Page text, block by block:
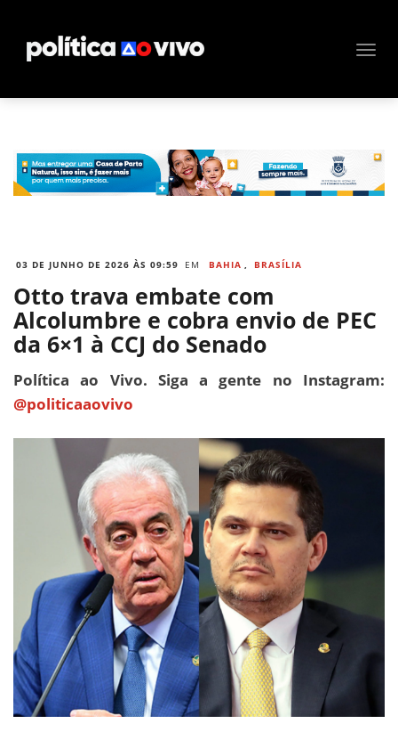
03 DE JUNHO DE 2026 ÀS 09:59 EM BAHIA , BRASÍLIA
Otto trava embate com
Alcolumbre e cobra envio de PEC
da 6×1 à CCJ do Senado
Política ao Vivo. Siga a gente no Instagram:
@politicaaovivo